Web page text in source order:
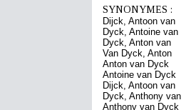
SYNONYMES :
Dijck, Antoon van
Dyck, Antoine van
Dyck, Anton van
Van Dyck, Anton
Anton van Dyck
Antoine van Dyck
Dijck, Antoon van
Dyck, Anthony van
Anthony van Dyck